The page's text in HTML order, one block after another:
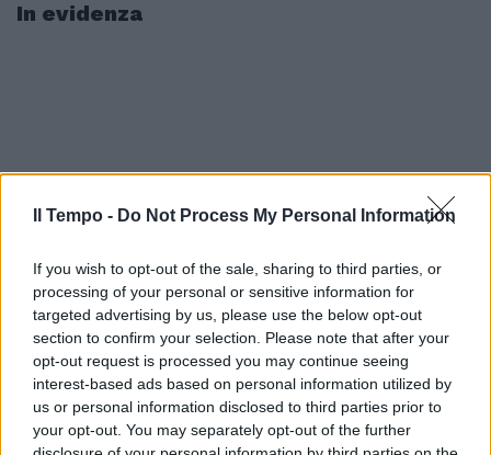
Il Tempo - Do Not Process My Personal Information
If you wish to opt-out of the sale, sharing to third parties, or
processing of your personal or sensitive information for
targeted advertising by us, please use the below opt-out
section to confirm your selection. Please note that after your
opt-out request is processed you may continue seeing
interest-based ads based on personal information utilized by
us or personal information disclosed to third parties prior to
your opt-out. You may separately opt-out of the further
In evidenza